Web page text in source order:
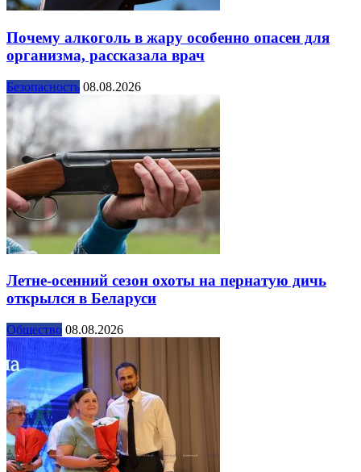
Почему алкоголь в жару особенно опасен для
организма, рассказала врач
Безопасность 08.08.2026
Летне-осенний сезон охоты на пернатую дичь
открылся в Беларуси
Общество 08.08.2026